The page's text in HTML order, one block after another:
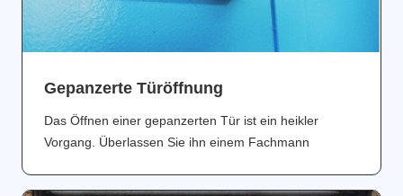
Gepanzerte Türöffnung
Das Öffnen einer gepanzerten Tür ist ein heikler
Vorgang. Überlassen Sie ihn einem Fachmann